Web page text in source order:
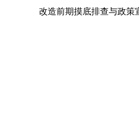
改造前期摸底排查与政策